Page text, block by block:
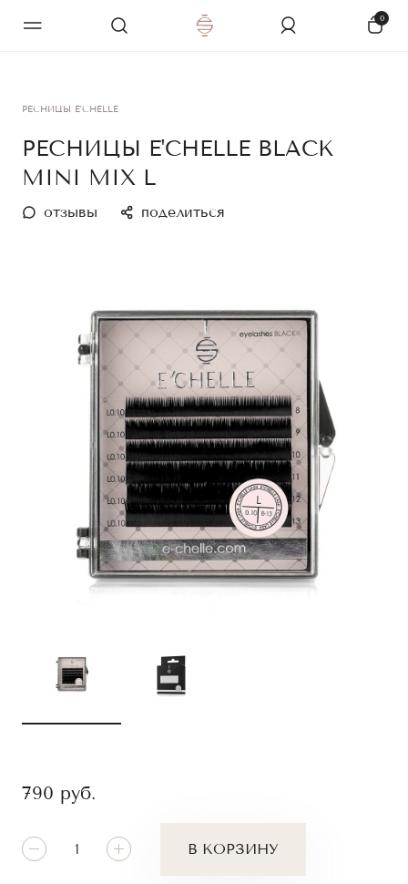
0
РЕСНИЦЫ E'CHELLE
РЕСНИЦЫ E'CHELLE BLACK
MINI MIX L
отзывы поделиться
790 руб.
В КОРЗИНУ